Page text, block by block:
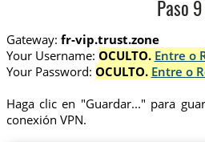
Paso 9
Gateway: fr-vip.trust.zone
Your Username: OCULTO. Entre o
Your Password: OCULTO. Entre o
Haga clic en "Guardar..." para
conexión VPN.